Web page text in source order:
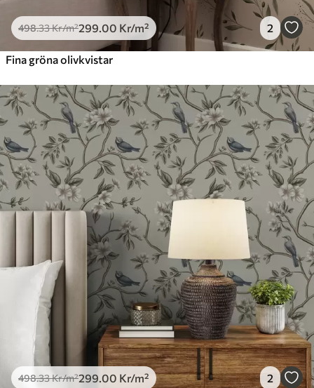
498.33Kr/m²299.00 Kr/m² 2
Fina gröna olivkvistar
498.33Kr/m²299.00 Kr/m² 2